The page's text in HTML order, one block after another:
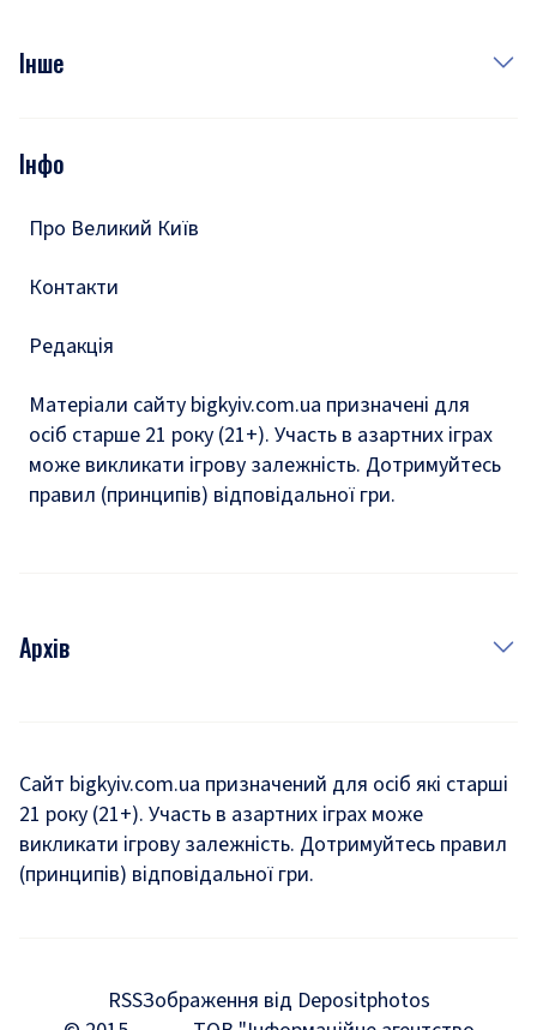
Фото
Подкасти
Інше
Тести
Інфо
Про Великий Київ
Контакти
Редакція
Матеріали сайту bigkyiv.com.ua призначені для
осіб старше 21 року (21+). Участь в азартних іграх
може викликати ігрову залежність. Дотримуйтесь
правил (принципів) відповідальної гри.
Архів
Комуналка
Хроніки війни
Мегаполіс
Сайт bigkyiv.com.ua призначений для осіб які старші
21 року (21+). Участь в азартних іграх може
викликати ігрову залежність. Дотримуйтесь правил
(принципів) відповідальної гри.
RSSЗображення від Depositphotos